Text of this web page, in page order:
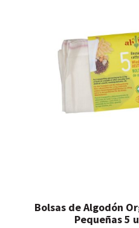
Bolsas de Algodón
Pequeñas 5